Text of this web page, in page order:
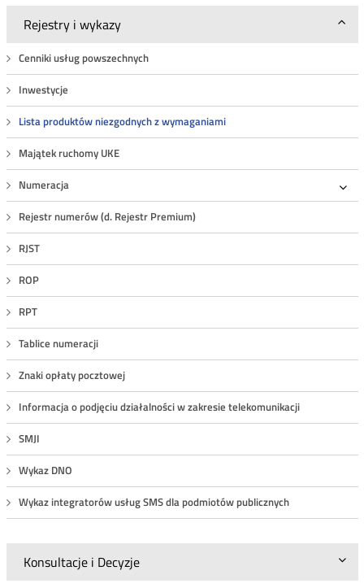
Rejestry i wykazy
Cenniki usług powszechnych
Inwestycje
Lista produktów niezgodnych z wymaganiami
Majątek ruchomy UKE
Numeracja
Rejestr numerów (d. Rejestr Premium)
RJST
ROP
RPT
Tablice numeracji
Znaki opłaty pocztowej
Informacja o podjęciu działalności w zakresie telekomunikacji
SMJI
Wykaz DNO
Wykaz integratorów usług SMS dla podmiotów publicznych
Konsultacje i Decyzje